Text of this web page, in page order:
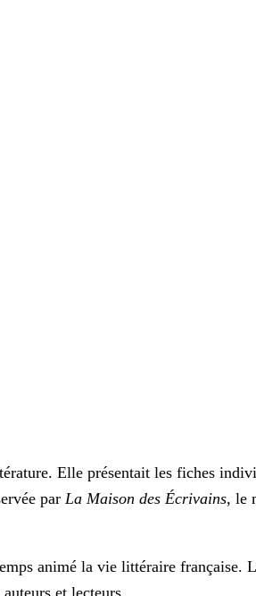
Elle présentait les fiches
par La Maison des Écrivains, le
animé la vie littéraire française.